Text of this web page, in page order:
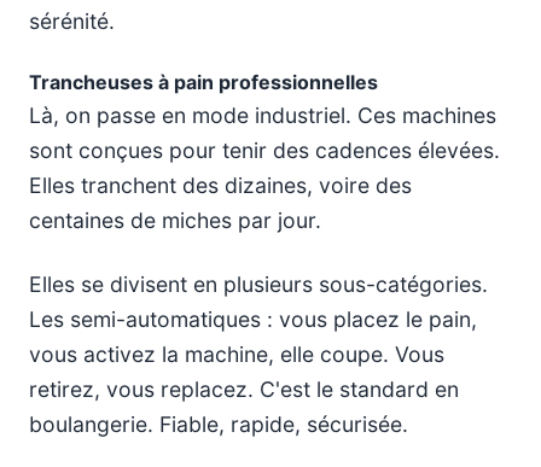
sérénité.
Trancheuses à pain professionnelles
Là, on passe en mode industriel. Ces machines
sont conçues pour tenir des cadences élevées.
Elles tranchent des dizaines, voire des
centaines de miches par jour.
Elles se divisent en plusieurs sous-catégories.
Les semi-automatiques : vous placez le pain,
vous activez la machine, elle coupe. Vous
retirez, vous replacez. C'est le standard en
boulangerie. Fiable, rapide, sécurisée.